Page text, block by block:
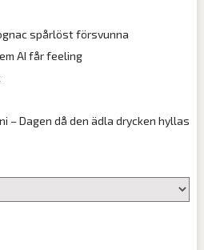
spårlöst försvunna
AI får feeling
– Dagen då den ädla drycken hyllas